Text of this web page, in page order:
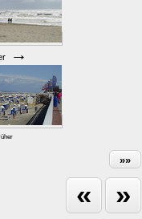
→
»»
« »